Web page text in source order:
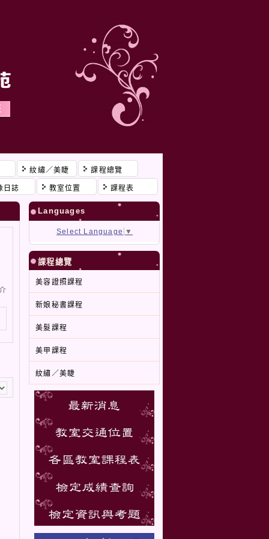
紋繡／美睫 課程總覽
日誌 教室位置 課程表
Languages
Select Language ▼
課程總覽
美容證照課程
新娘秘書課程
美髮課程
美甲課程
紋繡／美睫